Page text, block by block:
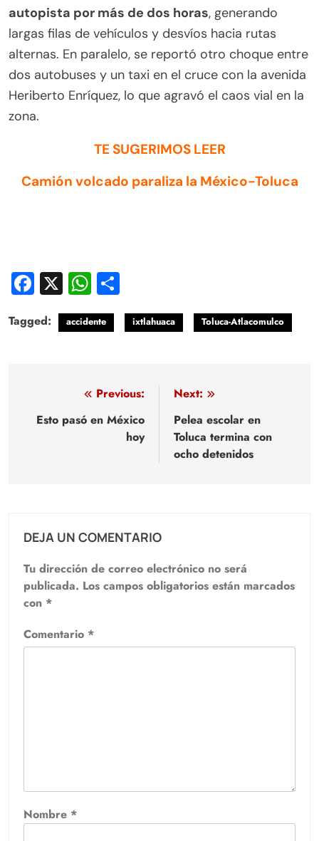
autopista por más de dos horas, generando
largas filas de vehículos y desvíos hacia rutas
alternas. En paralelo, se reportó otro choque entre
dos autobuses y un taxi en el cruce con la avenida
Heriberto Enríquez, lo que agravó el caos vial en la
zona.
TE SUGERIMOS LEER
Camión volcado paraliza la México-Toluca
Facebook
X WhatsApp
Tagged: accidente ixtlahuaca Toluca-Atlacomulco
Navegación
de
Previous:
Esto pasó en México
hoy
Next:
Pelea escolar en
Toluca termina con
ocho detenidos
DEJA UN COMENTARIO
Tu dirección de correo electrónico no será
publicada. Los campos obligatorios están marcados
con *
Comentario *
Nombre *